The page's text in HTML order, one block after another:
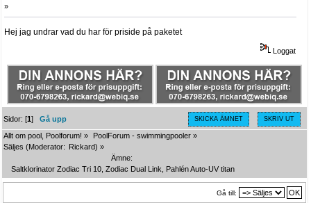
»
Hej jag undrar vad du har för priside på paketet
Loggat
SKICKA ÄMNET SKRIV UT
Sidor: [1]Gå upp
Allt om pool, Poolforum! » PoolForum - swimmingpooler »
Säljes (Moderator: Rickard) »
Ämne:
Saltklorinator Zodiac Tri 10, Zodiac Dual Link, Pahlén Auto-UV titan
Gå till: